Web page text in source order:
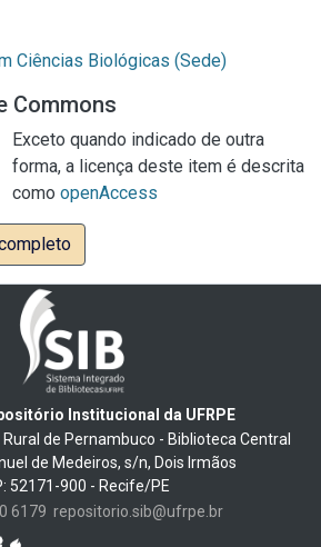
Ciências Biológicas (Sede)
Commons
Exceto quando indicado de outra
forma, a licença deste item é descrita
como openAccess
Institucional da UFRPE
de Pernambuco - Biblioteca Central
de Medeiros, s/n, Dois Irmãos
52171-900 - Recife/PE
6179 repositorio.sib@ufrpe.br